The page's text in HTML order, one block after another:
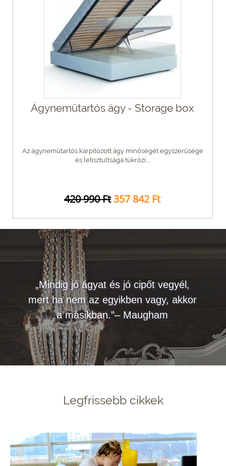
Ágyneműtartós ágy - Storage box
Az ágyneműtartós kárpitozott ágy minőségét egyszerűsége
és letisztultsága tükrözi:...
420 990 Ft 357 842 Ft
„Mindig jó ágyat és jó cipőt vegyél,
mert ha nem az egyikben vagy, akkor
a másikban.”– Maugham
Legfrissebb cikkek